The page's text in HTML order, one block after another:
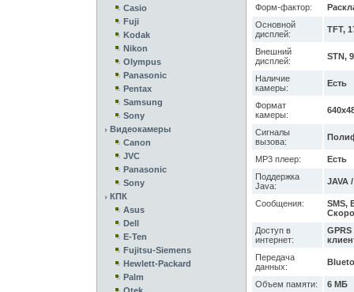
Casio
Fuji
Kodak
Nikon
Olympus
Panasonic
Pentax
Samsung
Sony
Видеокамеры
Canon
JVC
Panasonic
Sony
КПК
Asus
Dell
E-Ten
Fujitsu-Siemens
Hewlett-Packard
Palm
Форм-фактор:
Основной
дисплей:
TFT,
Внешний
дисплей:
STN,
Наличие
камеры:
Есть
Формат
камеры:
Сигналы
вызова:
MP3 плеер:
Есть
Поддержка
Java:
JAVA
Сообщения:
SMS,
Доступ в
интернет:
GPRS
Передача
данных:
Объем памяти:
6 МБ